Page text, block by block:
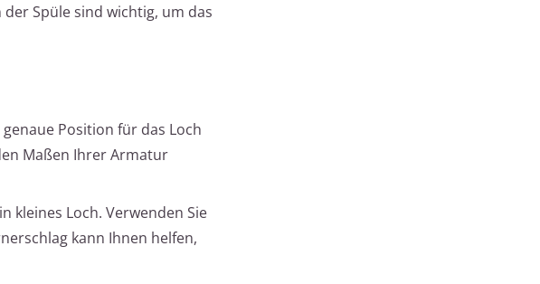
Spüle sind wichtig, um das
Position für das Loch
Maßen Ihrer Armatur
kleines Loch. Verwenden Sie
kann Ihnen helfen,